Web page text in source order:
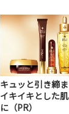
キュッと引き締ま
イキイキとした
に（PR）